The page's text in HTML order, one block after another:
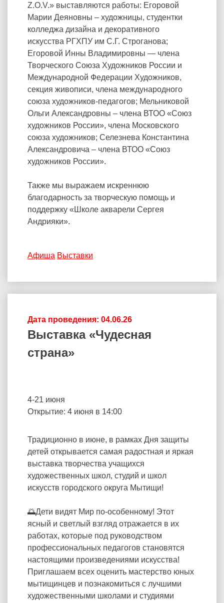
Z.O.V.» выставляются работы: Егоровой
Марии Деяновны – художницы, студентки
колледжа дизайна и декоративного
искусства РГХПУ им С.Г. Строганова;
Егоровой Инны Владимировны — члена
Творческого Союза Художников России и
Международной Федерации Художников,
секция живописи, члена международного
союза художников-педагогов; Мельниковой
Ольги Александровны – члена ВТОО «Союз
художников России», члена Московского
союза художников; Селезнева Константина
Александровича – члена ВТОО «Союз
художников России».
Также мы выражаем искреннюю
благодарность за творческую помощь и
поддержку «Школе акварели Сергея
Андрияки».
Афиша Выставки
Дата проведения: 04.06.26
Выставка «Чудесная
страна»
4-21 июня
Открытие: 4 июня в 14:00
Традиционно в июне, в рамках Дня защиты
детей открывается самая радостная и яркая
выставка творчества учащихся
художественных школ, студий и школ
искусств городского округа Мытищи!
🌅Дети видят Мир по-особенному! Этот
ясный и светлый взгляд отражается в их
работах, которые под руководством
профессиональных педагогов становятся
настоящими произведениями искусства!
Приглашаем всех оценить мастерство юных
мытищинцев и познакомиться с лучшими
художественными школами и студиями